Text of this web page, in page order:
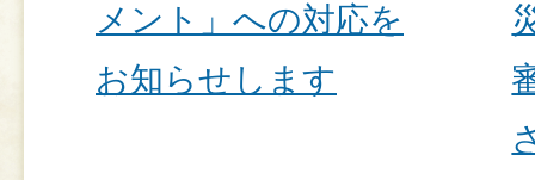
メント」への対応を
お知らせします